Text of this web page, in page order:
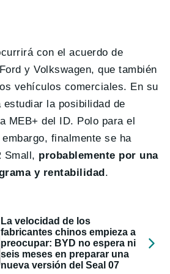
con el acuerdo de
y Volkswagen, que también
vehículos comerciales. En su
estudiar la posibilidad de
MEB+ del ID. Polo para el
finalmente se ha
Small, probablemente por una
y rentabilidad.
La velocidad de los
fabricantes chinos empieza a
preocupar: BYD no espera ni
seis meses en preparar una
nueva versión del Seal 07